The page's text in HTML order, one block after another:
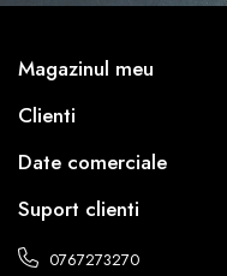
Magazinul meu
Clienti
Date comerciale
Suport clienti
0767273270